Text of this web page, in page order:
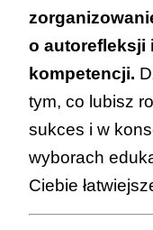
o autorefleksji
kompetencji.
tym, co lubisz
sukces i w
wyborach
Ciebie